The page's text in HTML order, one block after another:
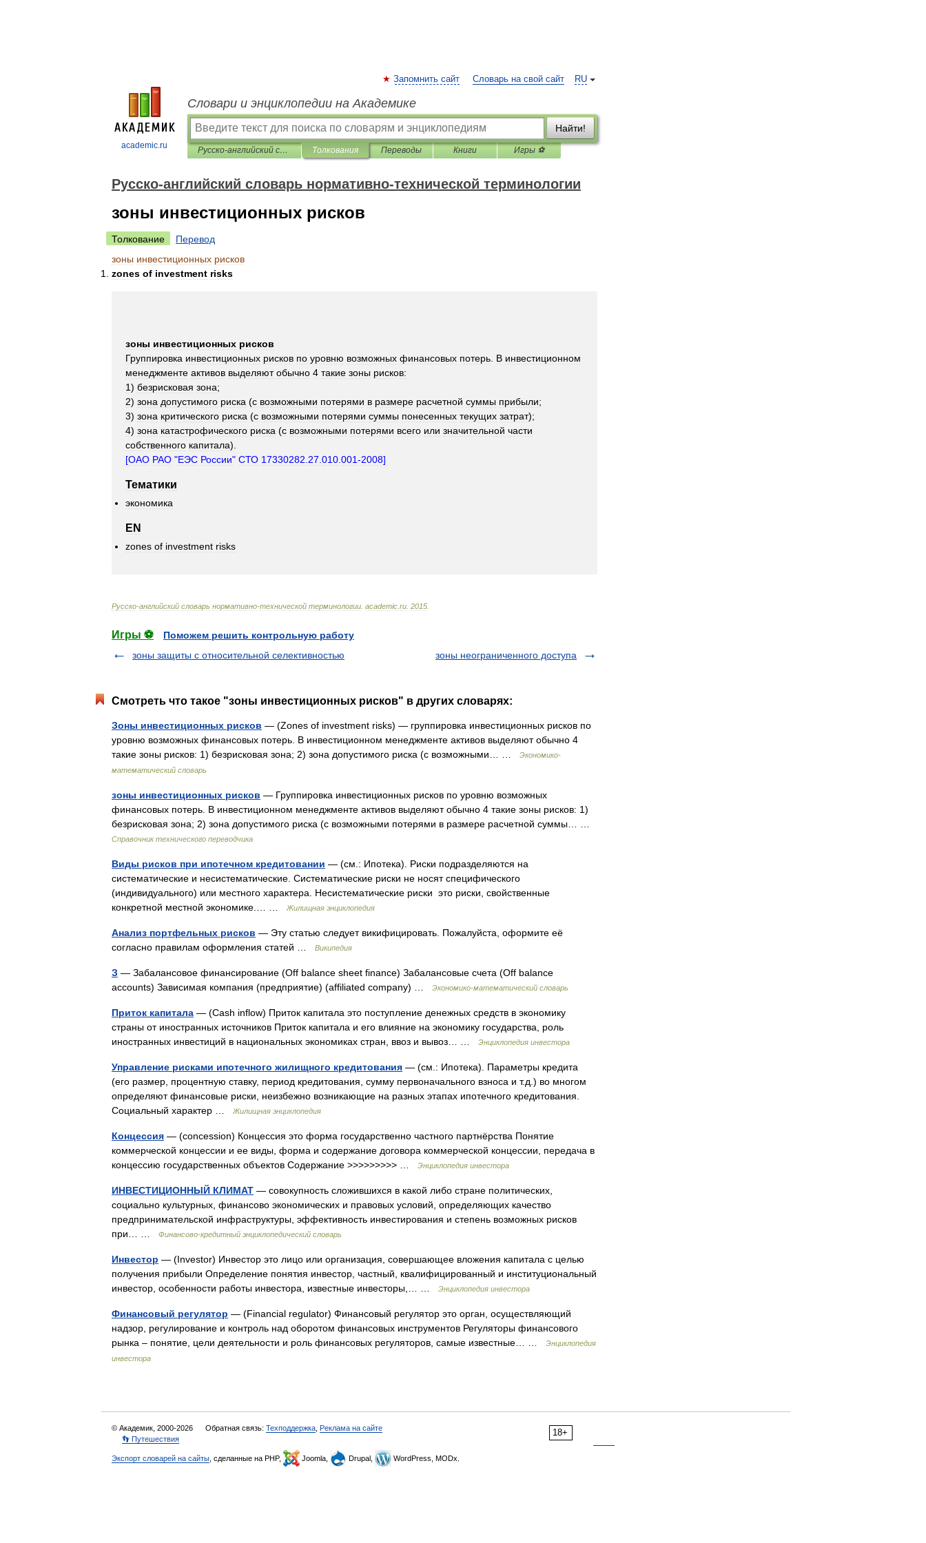
academic.ru
RU
Запомнить сайт Словарь на свой сайт
Словари и энциклопедии на Академике
Найти!
Русско-английский словарь нормативно-технической терминологии Толкования Переводы Книги Игры ⚽
Русско-английский словарь нормативно-технической терминологии
зоны инвестиционных рисков
Толкование
Перевод
зоны инвестиционных рисков
zones of investment risks
зоны инвестиционных рисков
Группировка инвестиционных рисков по уровню возможных финансовых потерь В инвестиционном
менеджменте активов выделяют обычно 4 такие зоны рисков:
1) безрисковая зона;
2) зона допустимого риска (с возможными потерями в размере расчетной суммы прибыли;
3) зона критического риска (с возможными потерями суммы понесенных текущих затрат);
4) зона катастрофического риска (с возможными потерями всего или значительной части
собственного капитала).
[ОАО РАО "ЕЭС России" СТО 17330282 27 010 001-2008]
Тематики
экономика
EN
zones of investment risks
Русско-английский словарь нормативно-технической терминологии academic ru 2015
Игры ⚽
Поможем решить контрольную работу
зоны защиты с относительной селективностью
зоны неограниченного доступа
Смотреть что такое "зоны инвестиционных рисков" в других словарях:
Зоны инвестиционных рисков — (Zones of investment risks) — группировка инвестиционных рисков по
уровню возможных финансовых потерь. В инвестиционном менеджменте активов выделяют обычно 4
такие зоны рисков: 1) безрисковая зона; 2) зона допустимого риска (с возможными… …
Экономико-
математический словарь
зоны инвестиционных рисков — Группировка инвестиционных рисков по уровню возможных
финансовых потерь. В инвестиционном менеджменте активов выделяют обычно 4 такие зоны рисков: 1)
безрисковая зона; 2) зона допустимого риска (с возможными потерями в размере расчетной суммы… …
Справочник технического переводчика
Виды рисков при ипотечном кредитовании — (см.: Ипотека). Риски подразделяются на
систематические и несистематические. Систематические риски не носят специфического
(индивидуального) или местного характера. Несистематические риски это риски, свойственные
конкретной местной экономике.… …
Жилищная энциклопедия
Анализ портфельных рисков — Эту статью следует викифицировать. Пожалуйста, оформите её
согласно правилам оформления статей …
Википедия
З — Забалансовое финансирование (Оff balance sheet finance) Забалансовые счета (Оff balance
accounts) Зависимая компания (предприятие) (affiliated company) …
Экономико-математический словарь
Приток капитала — (Cash inflow) Приток капитала это поступление денежных средств в экономику
страны от иностранных источников Приток капитала и его влияние на экономику государства, роль
иностранных инвестиций в национальных экономиках стран, ввоз и вывоз… …
Энциклопедия инвестора
Управление рисками ипотечного жилищного кредитования — (см.: Ипотека). Параметры кредита
(его размер, процентную ставку, период кредитования, сумму первоначального взноса и т.д.) во многом
определяют финансовые риски, неизбежно возникающие на разных этапах ипотечного кредитования.
Социальный характер …
Жилищная энциклопедия
Концессия — (concession) Концессия это форма государственно частного партнёрства Понятие
коммерческой концессии и ее виды, форма и содержание договора коммерческой концессии, передача в
концессию государственных объектов Содержание >>>>>>>>> …
Энциклопедия инвестора
ИНВЕСТИЦИОННЫЙ КЛИМАТ — совокупность сложившихся в какой либо стране политических,
социально культурных, финансово экономических и правовых условий, определяющих качество
предпринимательской инфраструктуры, эффективность инвестирования и степень возможных рисков
при… …
Финансово-кредитный энциклопедический словарь
Инвестор — (Investor) Инвестор это лицо или организация, совершающее вложения капитала с целью
получения прибыли Определение понятия инвестор, частный, квалифицированный и институциональный
инвестор, особенности работы инвестора, известные инвесторы,… …
Энциклопедия инвестора
Финансовый регулятор — (Financial regulator) Финансовый регулятор это орган, осуществляющий
надзор, регулирование и контроль над оборотом финансовых инструментов Регуляторы финансового
рынка – понятие, цели деятельности и роль финансовых регуляторов, самые известные… …
Энциклопедия
инвестора
18+
© Академик, 2000-2026 Обратная связь: Техподдержка Реклама на сайте
👣 Путешествия
Экспорт словарей на сайты , сделанные на PHP, Joomla, Drupal, WordPress, MODx.